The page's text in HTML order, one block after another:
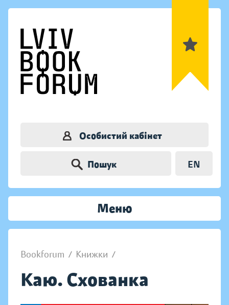
Особистий кабінет
Пошук EN
Меню
Bookforum / Книжки /
Каю. Схованка